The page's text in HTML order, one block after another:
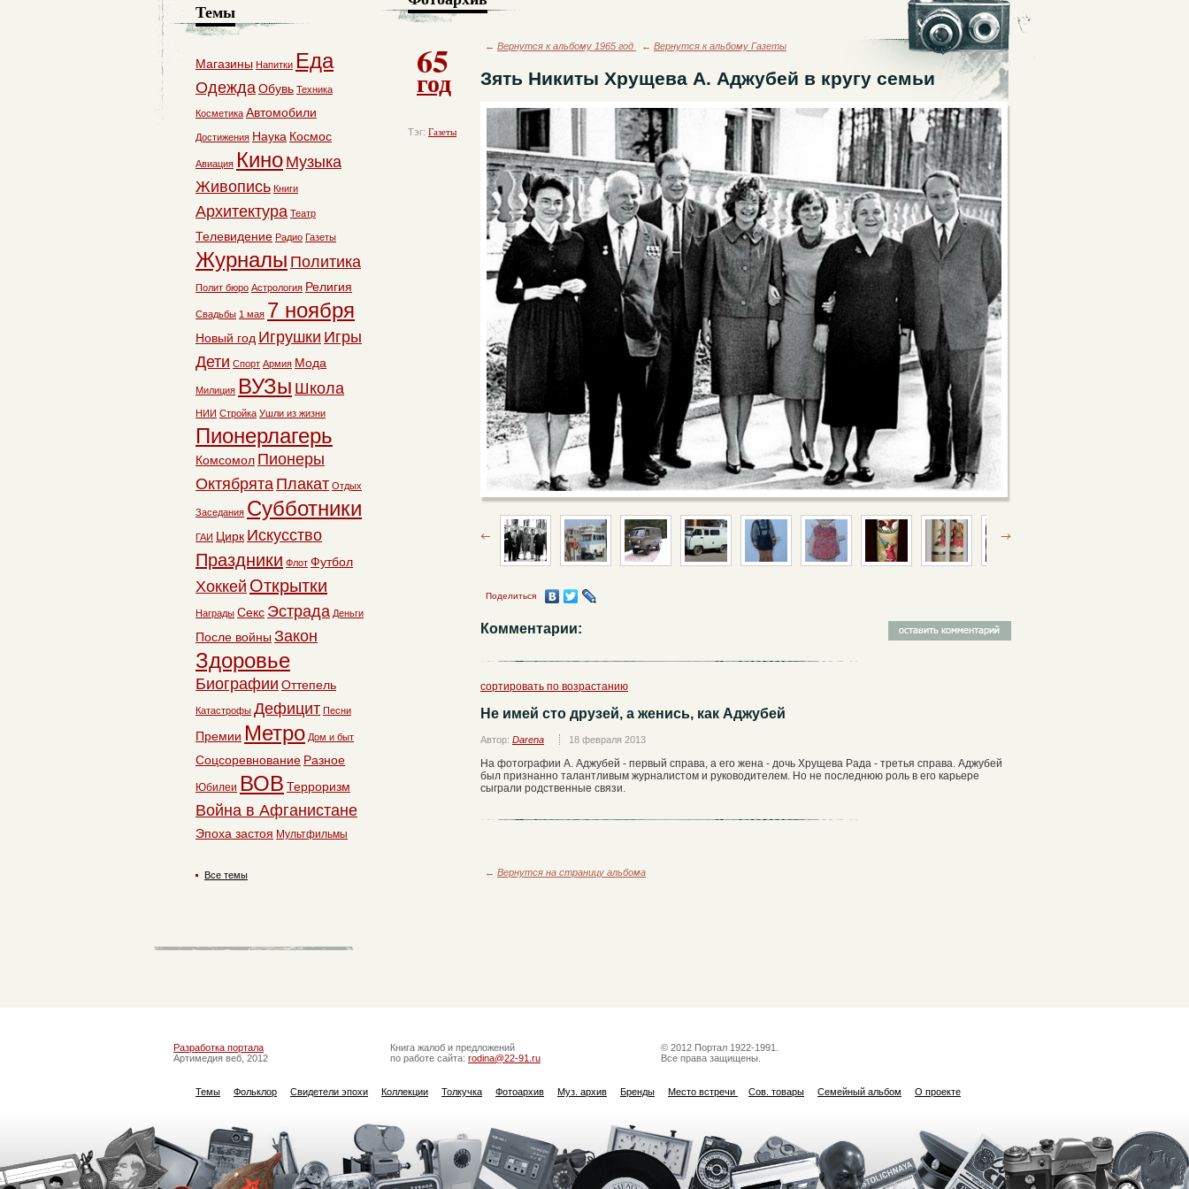
65
год
Тэг: Газеты
← Вернутся к альбому 1965 год ← Вернутся к альбому Газеты
Зять Никиты Хрущева А. Аджубей в кругу семьи
Поделиться
Комментарии:
сортировать по возрастанию
Не имей сто друзей, а женись, как Аджубей
Автор: Darena 18 февраля 2013
На фотографии А. Аджубей - первый справа, а его жена - дочь Хрущева Рада - третья справа. Аджубей
был признанно талантливым журналистом и руководителем. Но не последнюю роль в его карьере
сыграли родственные связи.
← Вернутся на страницу альбома
Темы
Магазины Напитки Еда
ОдеждаОбувь Техника
Косметика Автомобили
Достижения Наука Космос
Авиация Кино Музыка
Живопись Книги
Архитектура Театр
Телевидение Радио Газеты
Журналы Политика
Полит бюро Астрология Религия
Свадьбы 1 мая 7 ноября
Новый год Игрушки Игры
Дети Спорт Армия Мода
Милиция ВУЗы Школа
НИИ Стройка Ушли из жизни
Пионерлагерь
Комсомол Пионеры
Октябрята Плакат Отдых
Заседания Субботники
ГАИ Цирк Искусство
Праздники Флот Футбол
Хоккей Открытки
Награды Секс Эстрада Деньги
После войны Закон
Здоровье
Биографии Оттепель
Катастрофы Дефицит Песни
Премии Метро Дом и быт
Соцсоревнование Разное
Юбилеи ВОВ Терроризм
Война в Афганистане
Эпоха застоя Мультфильмы
Все темы
Разработка портала
Артимедия веб, 2012
Книга жалоб и предложений
по работе сайта: rodina@22-91.ru
© 2012 Портал 1922-1991.
Все права защищены.
Темы Фольклор Свидетели эпохи Коллекции Толкучка Фотоархив Муз. архив Бренды Место встречи Сов. товары Семейный альбом О проекте